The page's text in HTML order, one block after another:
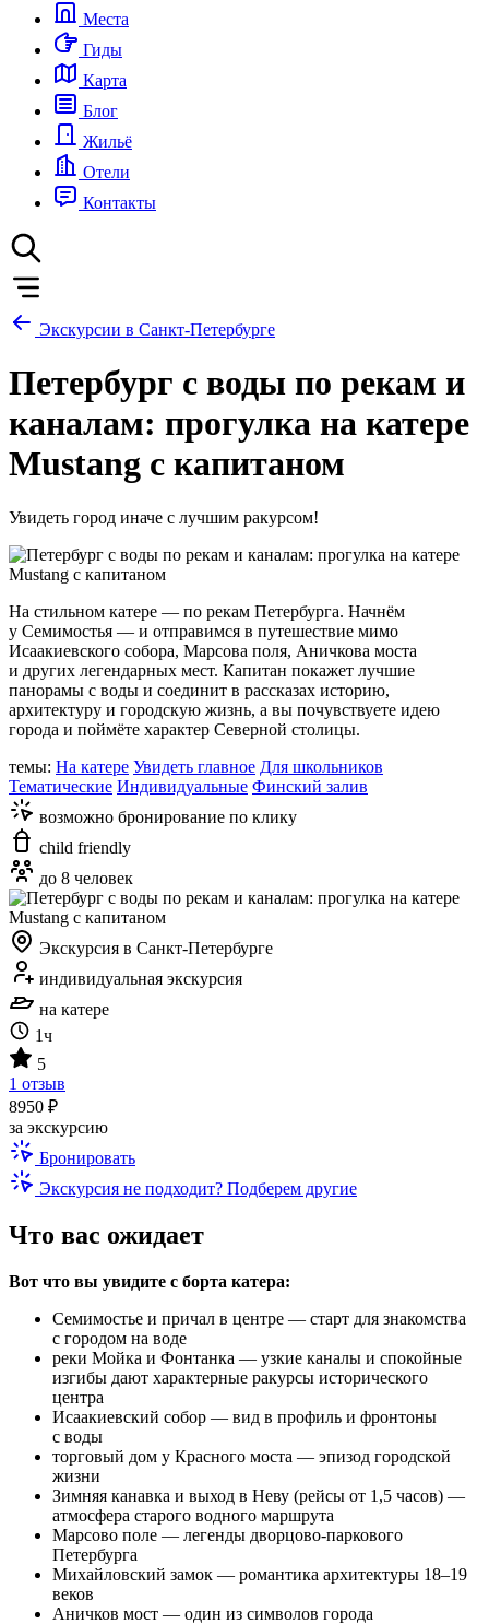
Места
Гиды
Карта
Блог
Жильё
Отели
Контакты
Экскурсии в Санкт-Петербурге
Петербург с воды по рекам и
каналам: прогулка на катере
Mustang с капитаном
Увидеть город иначе с лучшим ракурсом!
На стильном катере — по рекам Петербурга. Начнём
у Семимостья — и отправимся в путешествие мимо
Исаакиевского собора, Марсова поля, Аничкова моста
и других легендарных мест. Капитан покажет лучшие
панорамы с воды и соединит в рассказах историю,
архитектуру и городскую жизнь, а вы почувствуете идею
города и поймёте характер Северной столицы.
темы: На катере Увидеть главное Для школьников
Тематические Индивидуальные Финский залив
возможно бронирование по клику
child friendly
до 8 человек
Экскурсия в Санкт-Петербурге
индивидуальная экскурсия
на катере
1ч
5
1 отзыв
8950 ₽
за экскурсию
Бронировать
Экскурсия не подходит? Подберем другие
Что вас ожидает
Вот что вы увидите с борта катера:
Семимостье и причал в центре — старт для знакомства
с городом на воде
реки Мойка и Фонтанка — узкие каналы и спокойные
изгибы дают характерные ракурсы исторического
центра
Исаакиевский собор — вид в профиль и фронтоны
с воды
торговый дом у Красного моста — эпизод городской
жизни
Зимняя канавка и выход в Неву (рейсы от 1,5 часов) —
атмосфера старого водного маршрута
Марсово поле — легенды дворцово-паркового
Петербурга
Михайловский замок — романтика архитектуры 18–19
веков
Аничков мост — один из символов города